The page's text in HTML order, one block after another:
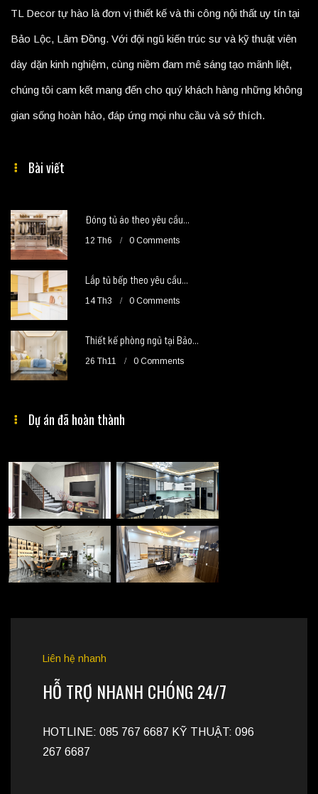
TL Decor tự hào là đơn vị thiết kế và thi công nội thất uy tín tại
Bảo Lộc, Lâm Đồng. Với đội ngũ kiến trúc sư và kỹ thuật viên
dày dặn kinh nghiệm, cùng niềm đam mê sáng tạo mãnh liệt,
chúng tôi cam kết mang đến cho quý khách hàng những không
gian sống hoàn hảo, đáp ứng mọi nhu cầu và sở thích.
Bài viết
Đóng tủ áo theo yêu cầu...
12 Th6 0 Comments
Lắp tủ bếp theo yêu cầu...
14 Th3 0 Comments
Thiết kế phòng ngủ tại Bảo...
26 Th11 0 Comments
Dự án đã hoàn thành
Liên hệ nhanh
HỖ TRỢ NHANH CHÓNG 24/7
HOTLINE: 085 767 6687 KỸ THUẬT: 096
267 6687